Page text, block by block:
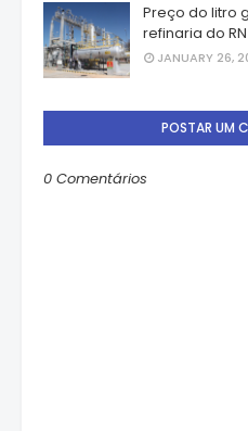
Preço do litro
refinaria do RN
JANUARY 26,
POSTAR UM
0 Comentários